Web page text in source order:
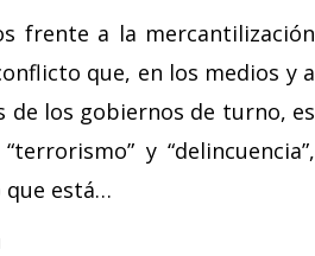
frente a la mercantilización
que, en los medios y a
de los gobiernos de turno, es
y “delincuencia”,
que está…